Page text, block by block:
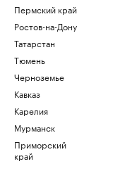
Пермский край
Ростов-на-Дону
Татарстан
Тюмень
Черноземье
Кавказ
Карелия
Мурманск
Приморский
край